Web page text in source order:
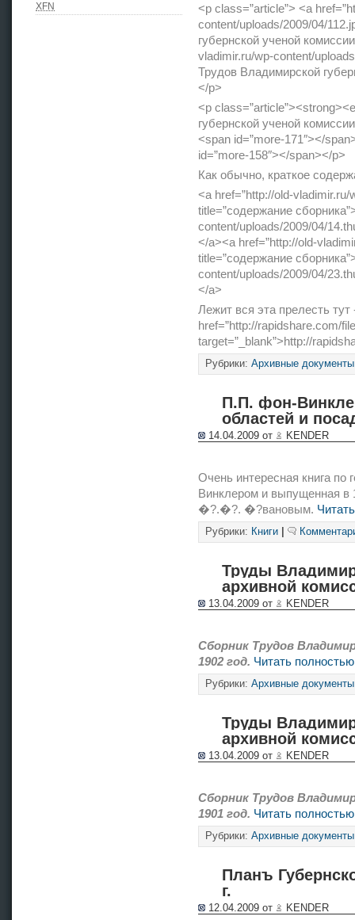
XFN
<p class=”article”> <a
content/uploads/2009/04/
губернской ученой
vladimir.ru/wp-content/
Трудов Владимирской
</p>
<p
губернской ученой
<span id=”more-171″></
id=”more-158″></span></p>
Как обычно, краткое
<a href=”http://old-
title=”содержание
content/uploads/2009/04/
</a><a href=”http://old-
title=”содержание
content/uploads/2009/04/
</a>
Лежит вся эта прелесть
href=”http://rapidshare.com/
target=”_blank”>http://
Рубрики: Архивные документы
П.П. фон-
областей и
14.04.2009 от KENDER
Очень интересная книга
Винклером и выпущенная в
�?.�?. �?вановым.
Рубрики: Книги
Труды
архивной
13.04.2009 от KENDER
Сборник Трудов
1902 год. Читать
Рубрики: Архивные документы
Труды
архивной
13.04.2009 от KENDER
Сборник Трудов
1901 год. Читать
Рубрики: Архивные документы
Планъ
г.
12.04.2009 от KENDER